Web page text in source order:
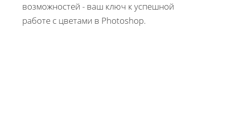
возможностей - ваш ключ к успешной
работе с цветами в Photoshop.